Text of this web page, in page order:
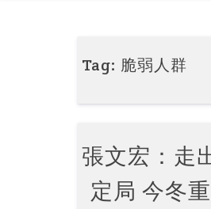
Tag: 脆弱人群
張文宏：走
定局 今冬